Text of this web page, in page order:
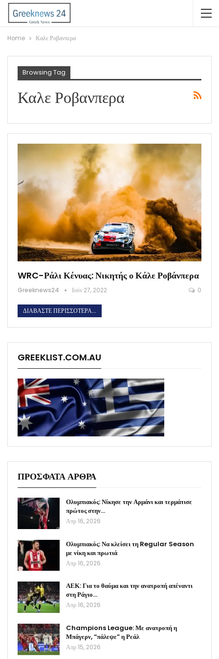
Home Καλε Ροβανπερα
Browsing Tag
Καλε Ροβανπερα
WRC-Ράλι Κένυας: Νικητής ο Κάλε Ροβάνπερα
Greeknews24 Ιούν 27, 2022 0
ΔΙΑΒΆΣΤΕ ΠΕΡΙΣΣΌΤΕΡΑ...
GREEKLIST.COM.AU
ΠΡΟΣΦΑΤΑ ΑΡΘΡΑ
Ολυμπιακός: Νίκησε την Αρμάνι και τερμάτισε
πρώτος στην…
Απρ 16, 2026
Ολυμπιακός: Να κλείσει τη Regular Season
με νίκη και πρωτιά
Απρ 16, 2026
ΑΕΚ: Για το θαύμα και την ανατροπή απέναντι
στη Ράγιο…
Απρ 16, 2026
Champions League: Με ανατροπή η
Μπάγερν, “πάλεψε” η Ρεάλ
Απρ 15, 2026